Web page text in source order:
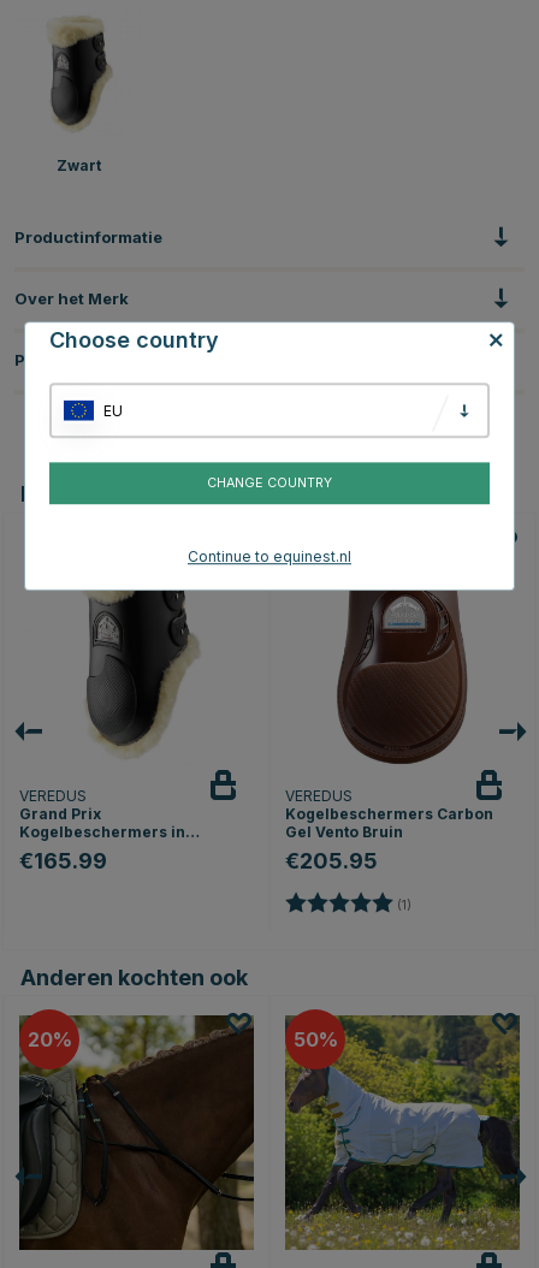
Zwart
Productinformatie
Over het Merk
Productbeoordelingen
Dit vind je misschien ook leuk
VEREDUS
Grand Prix
Kogelbeschermers in
Schapenvacht Zwart
€165.99
VEREDUS
Kogelbeschermers Carbon
Gel Vento Bruin
€205.95
Beoordeling: (1)
Anderen kochten ook
20 50
Choose country
EU
CHANGE COUNTRY
Continue to equinest.nl